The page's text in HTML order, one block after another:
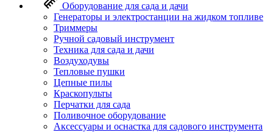
Оборудование для сада и дачи
Генераторы и электростанции на жидком топливе
Триммеры
Ручной садовый инструмент
Техника для сада и дачи
Воздуходувы
Тепловые пушки
Цепные пилы
Краскопульты
Перчатки для сада
Поливочное оборудование
Аксессуары и оснастка для садового инструмента